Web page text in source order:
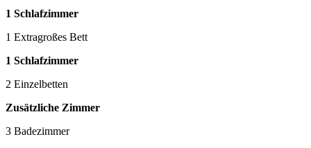
1 Schlafzimmer
1 Extragroßes Bett
1 Schlafzimmer
2 Einzelbetten
Zusätzliche Zimmer
3 Badezimmer